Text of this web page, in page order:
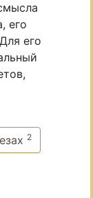
его
его
2